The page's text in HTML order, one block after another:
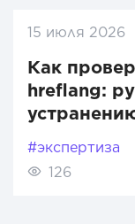
15 июля 2026
Как
hreflang:
#экспертиза
126